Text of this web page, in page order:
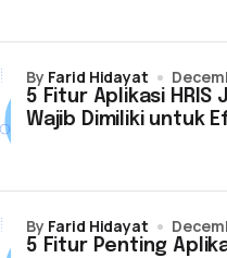
5 Fitur Aplikasi HRIS
Wajib Dimiliki untuk
by Farid Hidayat
5 Fitur Penting
by Farid Hidayat